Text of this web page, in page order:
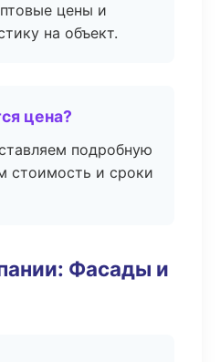
цены и
на объект.
цена?
подробную
стоимость и сроки
Фасады и